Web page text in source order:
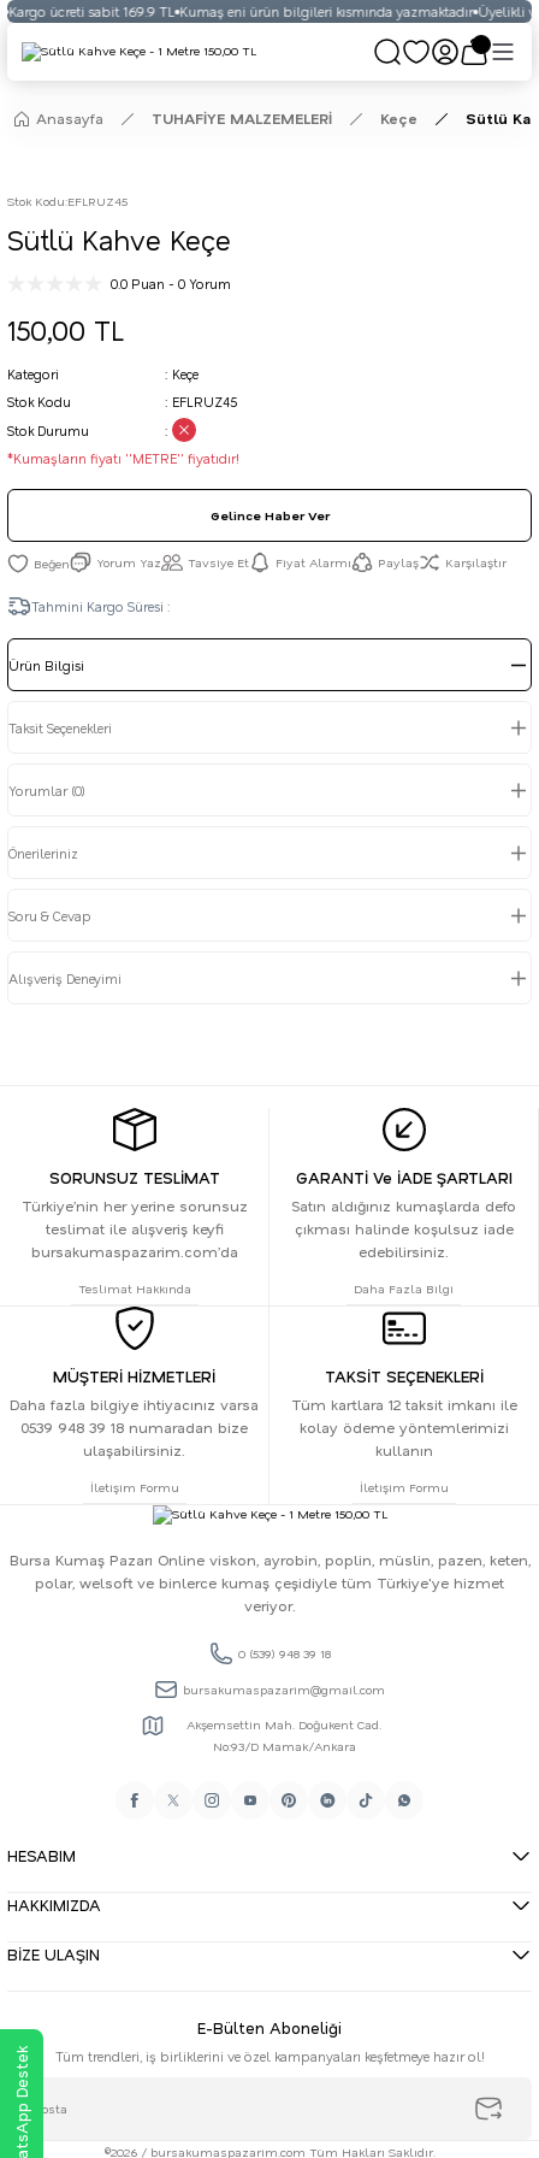
Kargo ücreti sabit 169.9 TL Kumaş eni ürün bilgileri kısmında yazmaktadır Üyelikli
Anasayfa TUHAFİYE MALZEMELERİ Keçe Sütlü
Stok Kodu:EFLRUZ45
Sütlü Kahve Keçe
0.0 Puan - 0 Yorum
150,00 TL
Kategori
Keçe
Stok Kodu
EFLRUZ45
Stok Durumu
*Kumaşların fiyatı ''METRE'' fiyatıdır!
Gelince Haber Ver
Yorum Yaz Tavsiye Et Fiyat Alarmı Paylaş Karşılaştır
Tahmini Kargo Süresi :
Ürün Bilgisi
Taksit Seçenekleri
Yorumlar (0)
Önerileriniz
Soru & Cevap
Alışveriş Deneyimi
SORUNSUZ TESLİMAT
Türkiye’nin her yerine sorunsuz
teslimat ile alışveriş keyfi
bursakumaspazarim.com’da
Teslimat Hakkında
GARANTİ Ve İADE ŞARTLARI
Satın aldığınız kumaşlarda defo
çıkması halinde koşulsuz iade
edebilirsiniz.
Daha Fazla Bilgi
MÜŞTERİ HİZMETLERİ
Daha fazla bilgiye ihtiyacınız varsa
0539 948 39 18 numaradan bize
ulaşabilirsiniz.
İletişim Formu
TAKSİT SEÇENEKLERİ
Tüm kartlara 12 taksit imkanı ile
kolay ödeme yöntemlerimizi
kullanın
İletişim Formu
Bursa Kumaş Pazarı Online viskon, ayrobin, poplin, müslin, pazen, keten,
polar, welsoft ve binlerce kumaş çeşidiyle tüm Türkiye'ye hizmet
veriyor.
0 (539) 948 39 18
bursakumaspazarim@gmail.com
Akşemsettin Mah. Doğukent Cad.
No:93/D Mamak/Ankara
HESABIM
HAKKIMIZDA
BİZE ULAŞIN
E-Bülten Aboneliği
Tüm trendleri, iş birliklerini ve özel kampanyaları keşfetmeye hazır ol!
©2026 / bursakumaspazarim.com Tüm Hakları Saklıdır.
WhatsApp Destek